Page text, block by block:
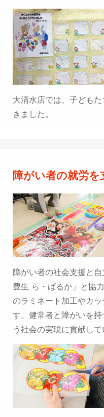
大清水店では、子ども
きました。
障がい者の就労を
障がい者の社会支援と
豊生 ら・ばるか」と協
のラミネート加工やカ
す。健常者と障がいを
う社会の実現に貢献して